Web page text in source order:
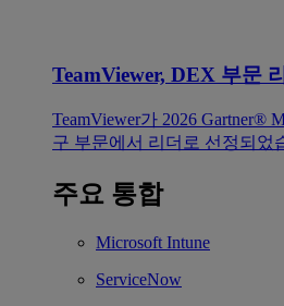
TeamViewer, DEX 부문
TeamViewer가 2026 Gartner®
구 부문에서 리더로 선정되었
주요 통합
Microsoft Intune
ServiceNow